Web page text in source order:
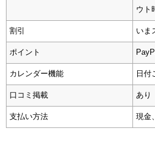
ウト
割引 いま
ポイント
カレンダー機能 日付
口コミ掲載 あり
支払い方法 現金